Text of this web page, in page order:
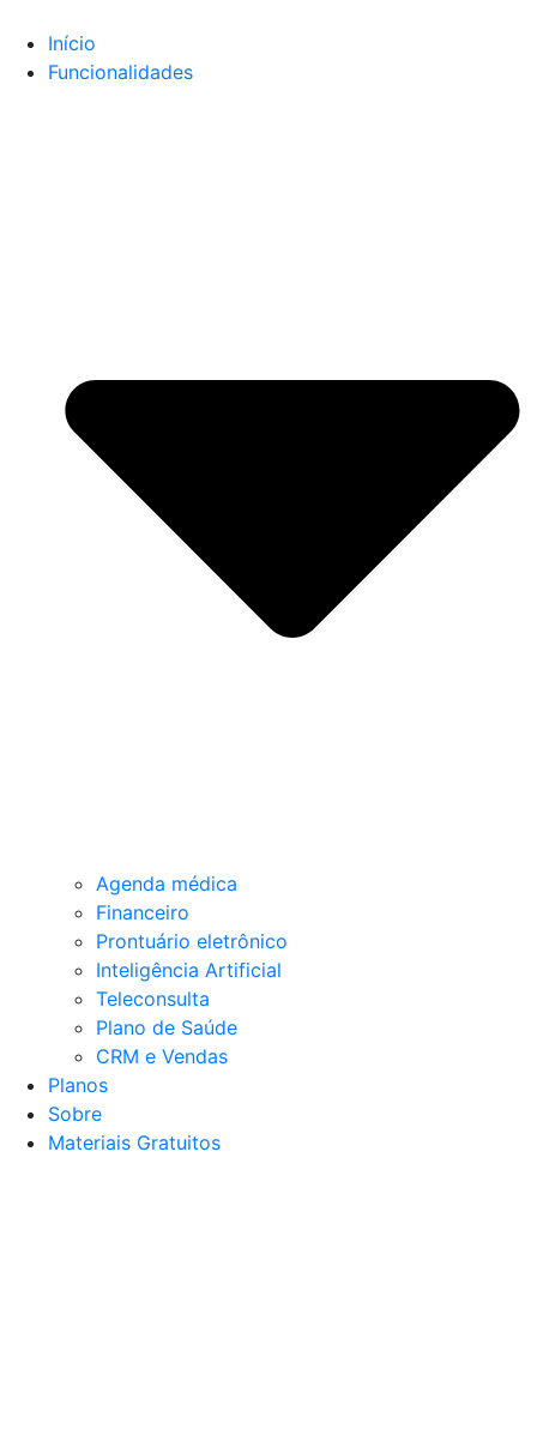
Início
Funcionalidades
Agenda médica
Financeiro
Prontuário eletrônico
Inteligência Artificial
Teleconsulta
Plano de Saúde
CRM e Vendas
Planos
Sobre
Materiais Gratuitos